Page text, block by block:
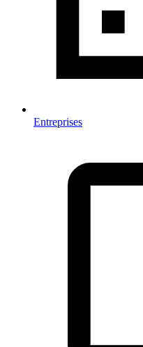
Entreprises